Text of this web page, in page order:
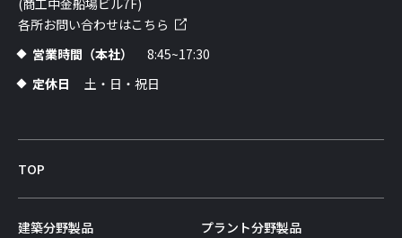
各所お問い合わせはこちら
営業時間（本社）
8:45~17:30
定休日
土・日・祝日
TOP
建築分野製品
プラント分野製品